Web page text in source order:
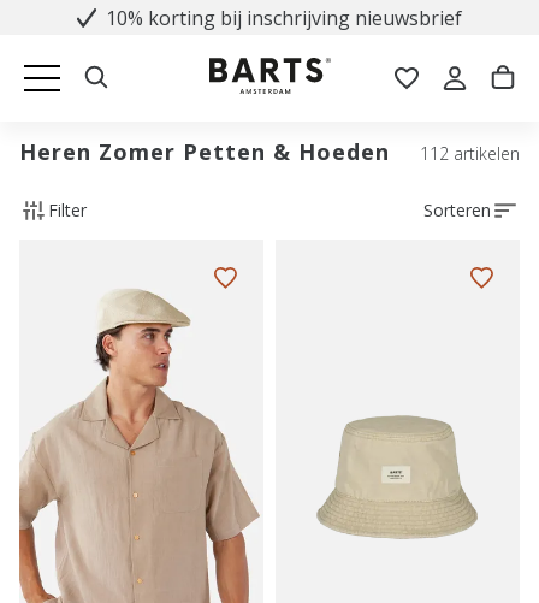
10% korting bij inschrijving nieuwsbrief
Heren Zomer Petten & Hoeden 112 artikelen
Filter Sorteren